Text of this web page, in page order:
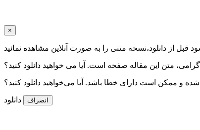
×
قبل از دانلود،نسخه متنی را به صورت آنلاین مشاهده نمائید
متن این مقاله صفحه است. آیا می خواهید دانلود کنید؟
و ممکن است دارای خطا باشد. آیا می‌خواهید دانلود کنید؟
دانلود انصراف